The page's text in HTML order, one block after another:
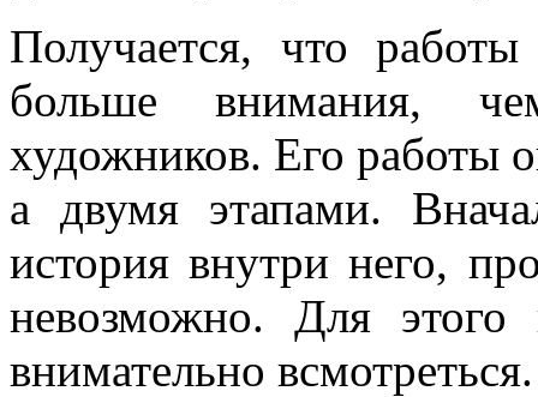
Получается, что
больше внимания,
художников. Его работы
а двумя этапами.
история внутри него,
невозможно. Для
внимательно всмотреться.